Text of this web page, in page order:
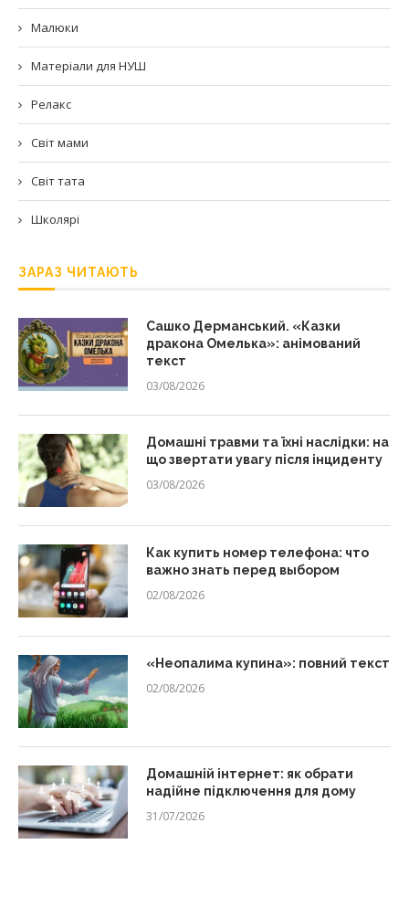
Малюки
Матеріали для НУШ
Релакс
Світ мами
Світ тата
Школярі
ЗАРАЗ ЧИТАЮТЬ
Сашко Дерманський. «Казки
дракона Омелька»: анімований
текст
03/08/2026
Домашні травми та їхні наслідки: на
що звертати увагу після інциденту
03/08/2026
Как купить номер телефона: что
важно знать перед выбором
02/08/2026
«Неопалима купина»: повний текст
02/08/2026
Домашній інтернет: як обрати
надійне підключення для дому
31/07/2026